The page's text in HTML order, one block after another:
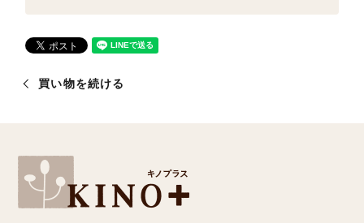
買い物を続ける